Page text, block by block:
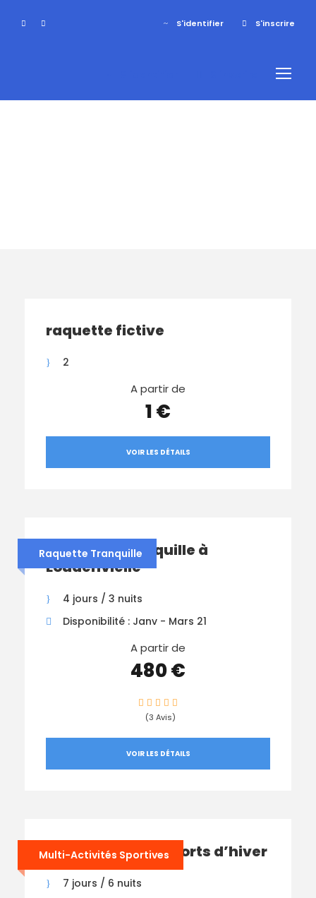
S'identifier S'inscrire
raquette fictive
2
A partir de
1 €
VOIR LES DÉTAILS
Raquette Tranquille
Raquette Tranquille à
Loudenvielle
4 jours / 3 nuits
Disponibilité : Janv - Mars 21
A partir de
480 €
(3 Avis)
VOIR LES DÉTAILS
Multi-Activités Sportives
Multi-Activités Sports d’hiver
7 jours / 6 nuits